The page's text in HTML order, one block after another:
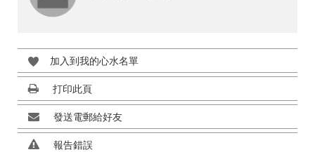
加入到我的心水名單
打印此頁
發送電郵給好友
報告錯誤